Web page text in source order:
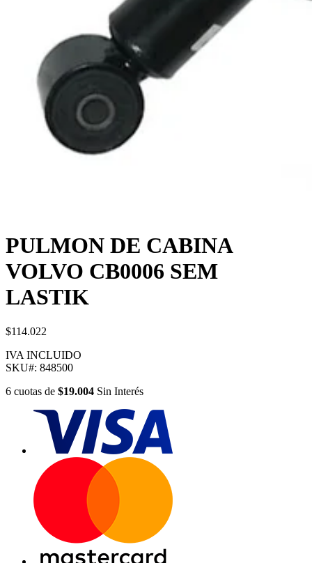
PULMON DE CABINA
VOLVO CB0006 SEM
LASTIK
$114.022
IVA INCLUIDO
SKU#: 848500
6 cuotas de $19.004 Sin Interés